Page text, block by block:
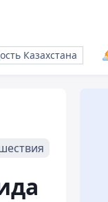
Казахстана